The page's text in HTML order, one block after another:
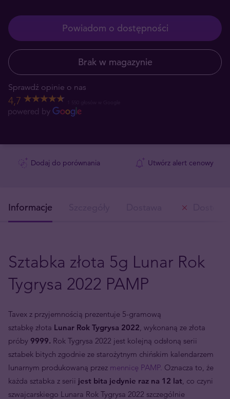
Powiadom o dostępności
Brak w magazynie
Sprawdź opinie o nas
4,7
Dodaj do porównania Utwórz alert cenowy
Informacje
Sztabka złota 5g Lunar Rok
Tygrysa 2022 PAMP
Tavex z przyjemnością prezentuje 5-gramową
sztabkę złota Lunar Rok Tygrysa 2022, wykonaną ze złota
próby 9999. Rok Tygrysa 2022 jest kolejną odsłoną serii
sztabek bitych zgodnie ze starożytnym chińskim kalendarzem
lunarnym produkowaną przez mennicę PAMP. Oznacza to, że
każda sztabka z serii jest bita jedynie raz na 12 lat, co czyni
szwajcarskiego Lunara Rok Tygrysa 2022 szczególnie